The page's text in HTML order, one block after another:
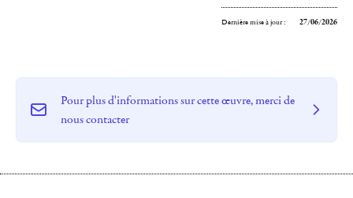
Dernière mise à jour : 27/06/2026
Pour plus d'informations sur cette œuvre, merci de
nous contacter